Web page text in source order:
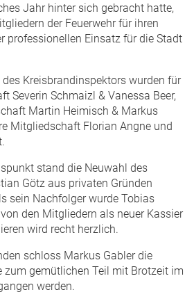
Jahr hinter sich gebracht hatte,
der Feuerwehr für ihren
professionellen Einsatz für die Stadt
Kreisbrandinspektors wurden für
Severin Schmaizl & Vanessa Beer,
Martin Heimisch & Markus
Mitgliedschaft Florian Angne und
stand die Neuwahl des
Götz aus privaten Gründen
sein Nachfolger wurde Tobias
den Mitgliedern als neuer Kassier
wird recht herzlich.
schloss Markus Gabler die
zum gemütlichen Teil mit Brotzeit im
werden.